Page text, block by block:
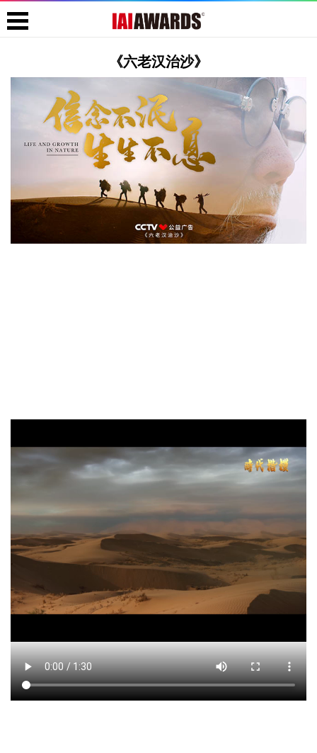
《六老汉治沙》